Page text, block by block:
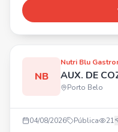
imediata com carteira
contato via WhatsApp.
NB
Nutri Blu
AUX. DE
Porto Belo
04/08/2026 Pública 21